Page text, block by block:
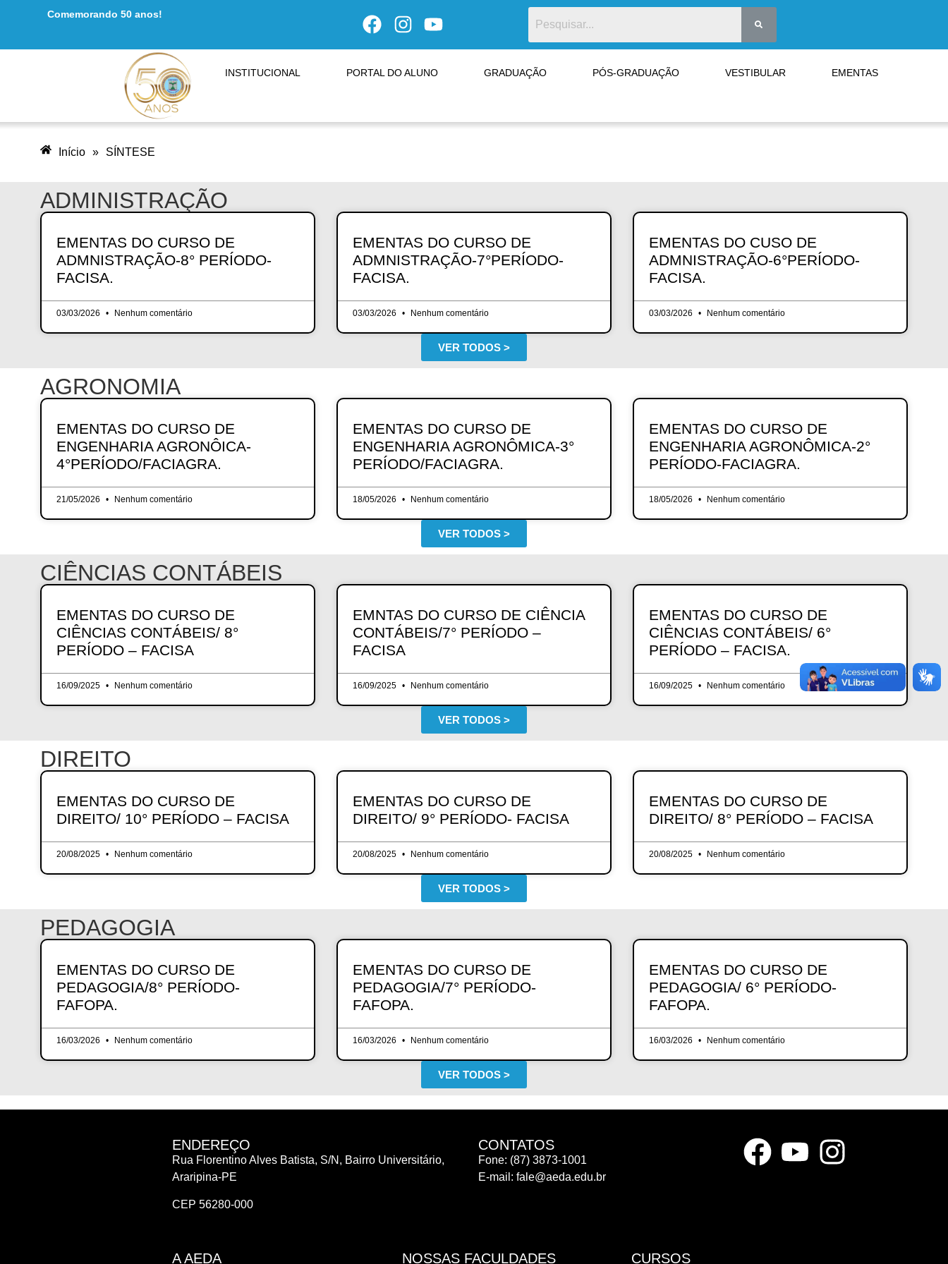
Comemorando 50 anos!
INSTITUCIONAL PORTAL DO ALUNO GRADUAÇÃO PÓS-GRADUAÇÃO VESTIBULAR EMENTAS
Início » SÍNTESE
ADMINISTRAÇÃO
EMENTAS DO CURSO DE
ADMNISTRAÇÃO-8° PERÍODO-
FACISA.
03/03/2026 Nenhum comentário
EMENTAS DO CURSO DE
ADMNISTRAÇÃO-7°PERÍODO-
FACISA.
03/03/2026 Nenhum comentário
EMENTAS DO CUSO DE
ADMNISTRAÇÃO-6°PERÍODO-
FACISA.
03/03/2026 Nenhum comentário
VER TODOS >
AGRONOMIA
EMENTAS DO CURSO DE
ENGENHARIA AGRONÔICA-
4°PERÍODO/FACIAGRA.
21/05/2026 Nenhum comentário
EMENTAS DO CURSO DE
ENGENHARIA AGRONÔMICA-3°
PERÍODO/FACIAGRA.
18/05/2026 Nenhum comentário
EMENTAS DO CURSO DE
ENGENHARIA AGRONÔMICA-2°
PERÍODO-FACIAGRA.
18/05/2026 Nenhum comentário
VER TODOS >
CIÊNCIAS CONTÁBEIS
EMENTAS DO CURSO DE
CIÊNCIAS CONTÁBEIS/ 8°
PERÍODO – FACISA
16/09/2025 Nenhum comentário
EMNTAS DO CURSO DE CIÊNCIA
CONTÁBEIS/7° PERÍODO –
FACISA
16/09/2025 Nenhum comentário
EMENTAS DO CURSO DE
CIÊNCIAS CONTÁBEIS/ 6°
PERÍODO – FACISA.
16/09/2025 Nenhum comentário
VER TODOS >
DIREITO
EMENTAS DO CURSO DE
DIREITO/ 10° PERÍODO – FACISA
20/08/2025 Nenhum comentário
EMENTAS DO CURSO DE
DIREITO/ 9° PERÍODO- FACISA
20/08/2025 Nenhum comentário
EMENTAS DO CURSO DE
DIREITO/ 8° PERÍODO – FACISA
20/08/2025 Nenhum comentário
VER TODOS >
PEDAGOGIA
EMENTAS DO CURSO DE
PEDAGOGIA/8° PERÍODO-
FAFOPA.
16/03/2026 Nenhum comentário
EMENTAS DO CURSO DE
PEDAGOGIA/7° PERÍODO-
FAFOPA.
16/03/2026 Nenhum comentário
EMENTAS DO CURSO DE
PEDAGOGIA/ 6° PERÍODO-
FAFOPA.
16/03/2026 Nenhum comentário
VER TODOS >
ENDEREÇO
Rua Florentino Alves Batista, S/N, Bairro Universitário,
Araripina-PE
CEP 56280-000
CONTATOS
Fone: (87) 3873-1001
E-mail: fale@aeda.edu.br
A AEDA NOSSAS FACULDADES CURSOS